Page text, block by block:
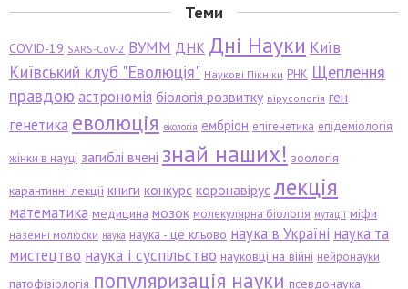
Теми
COVID-19 SARS-CoV-2 ВУММ ДНК Дні Науки Київ
Київський клуб "Еволюція" Наукові Пікніки РНК Щеплення
правдою астрономія біологія розвитку вірусологія ген
генетика еволюція екологія ембріон епігенетика епідеміологія
жінки в науці загиблі вчені знай наших! зоологія
карантинні лекції книги конкурс коронавірус лекція
математика медицина мозок молекулярна біологія мутації міфи
наземні молюски наука наука - це кльово наука в Україні наука та
мистецтво наука і суспільство науковці на війні нейронауки
патофізіологія популяризація науки псевдонаука